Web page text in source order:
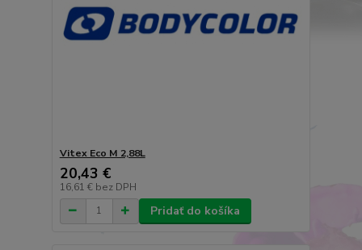
Vitex Eco M 2,88L
20,43 €
16,61 € bez DPH
Pridať do košíka